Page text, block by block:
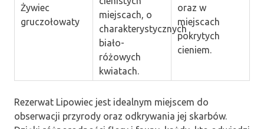
Żywiec
gruczołowaty
miejscach, o
charakterystycznych
biało-
różowych
kwiatach.
oraz w
miejscach
pokrytych
cieniem.
Rezerwat Lipowiec jest idealnym miejscem do
obserwacji przyrody oraz odkrywania jej skarbów.